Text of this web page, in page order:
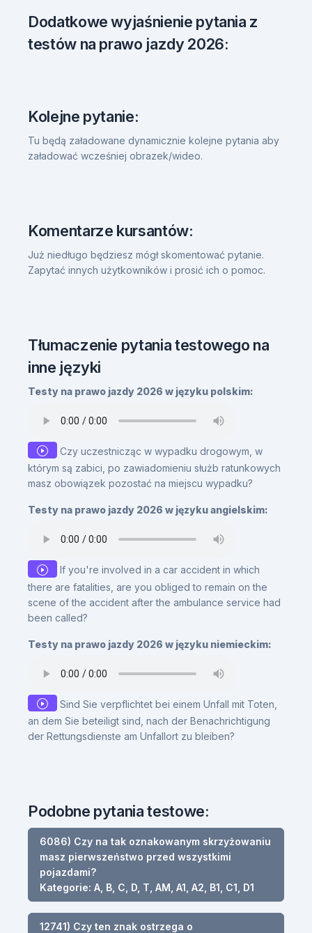
Dodatkowe wyjaśnienie pytania z
testów na prawo jazdy 2026:
Kolejne pytanie:
Tu będą załadowane dynamicznie kolejne pytania aby
załadować wcześniej obrazek/wideo.
Komentarze kursantów:
Już niedługo będziesz mógł skomentować pytanie.
Zapytać innych użytkowników i prosić ich o pomoc.
Tłumaczenie pytania testowego na
inne języki
Testy na prawo jazdy 2026 w języku polskim:
Czy uczestnicząc w wypadku drogowym, w
którym są zabici, po zawiadomieniu służb ratunkowych
masz obowiązek pozostać na miejscu wypadku?
Testy na prawo jazdy 2026 w języku angielskim:
If you're involved in a car accident in which
there are fatalities, are you obliged to remain on the
scene of the accident after the ambulance service had
been called?
Testy na prawo jazdy 2026 w języku niemieckim:
Sind Sie verpflichtet bei einem Unfall mit Toten,
an dem Sie beteiligt sind, nach der Benachrichtigung
der Rettungsdienste am Unfallort zu bleiben?
Podobne pytania testowe:
6086) Czy na tak oznakowanym skrzyżowaniu
masz pierwszeństwo przed wszystkimi
pojazdami?
Kategorie: A, B, C, D, T, AM, A1, A2, B1, C1, D1
12741) Czy ten znak ostrzega o